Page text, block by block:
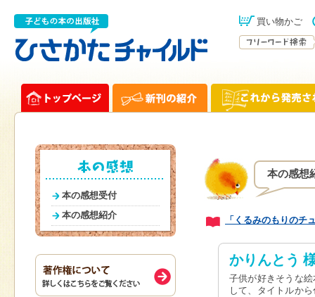
買い物かご
本の感想受付
本の感想紹介
本の感想
「くるみのもりのチ
かりんとう
子供が好きそうな
して、タイトルか